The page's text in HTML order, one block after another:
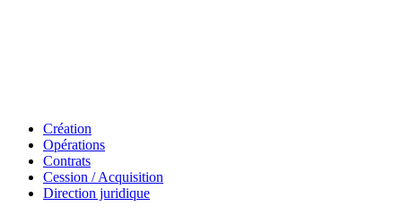
Création
Opérations
Contrats
Cession / Acquisition
Direction juridique